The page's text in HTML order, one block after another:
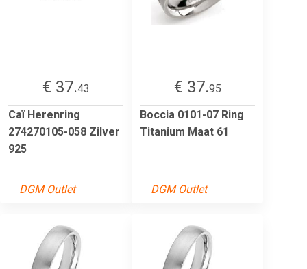
€ 37.43
Caï Herenring
274270105-058 Zilver
925
DGM Outlet
€ 37.95
Boccia 0101-07 Ring
Titanium Maat 61
DGM Outlet